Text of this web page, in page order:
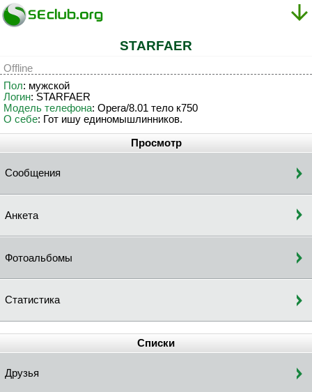
STARFAER
Offline
Пол: мужской
Логин: STARFAER
Модель телефона: Opera/8.01 тело к750
О себе: Гот ишу единомышлинников.
Просмотр
Сообщения
Анкета
Фотоальбомы
Статистика
Списки
Друзья